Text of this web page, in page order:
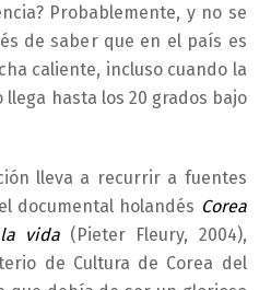
Probablemente, y no se
de saber que en el país es
caliente, incluso cuando la
hasta los 20 grados bajo
lleva a recurrir a fuentes
documental holandés Corea
vida(Pieter Fleury, 2004),
de Cultura de Corea del